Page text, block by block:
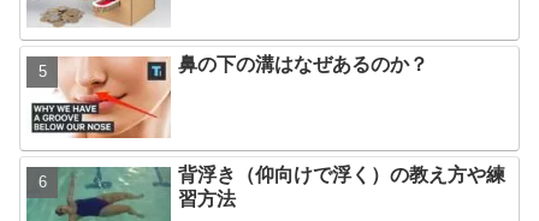
鼻の下の溝はなぜあるのか？
背浮き（仰向けで浮く）の教え方や練
習方法